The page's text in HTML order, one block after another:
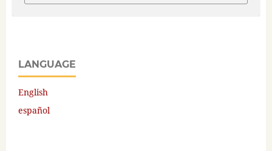
LANGUAGE
English
español